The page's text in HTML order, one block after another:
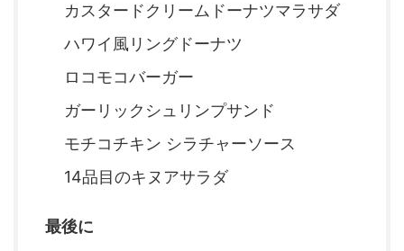
カスタードクリームドーナツマラサダ
ハワイ風リングドーナツ
ロコモコバーガー
ガーリックシュリンプサンド
モチコチキン シラチャーソース
14品目のキヌアサラダ
最後に